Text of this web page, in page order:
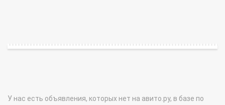
У нас есть объявления, которых нет на авито.ру, в базе по